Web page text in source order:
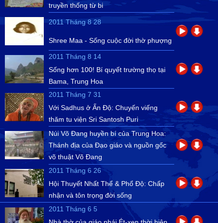
truyền thống từ bi
2011 Tháng 8 28
Shree Maa - Sống cuộc đời thờ phượng
2011 Tháng 8 14
Sống hơn 100! Bí quyết trường thọ tại
Bama, Trung Hoa
2011 Tháng 7 31
Với Sadhus ở Ấn Độ: Chuyến viếng
thăm tu viện Sri Santosh Puri
Núi Võ Đang huyền bí của Trung Hoa:
Thánh địa của Đạo giáo và nguồn gốc
võ thuật Võ Đang
2011 Tháng 6 26
Hội Thuyết Nhất Thể & Phổ Độ: Chấp
nhận và tôn trọng đời sống
2011 Tháng 6 5